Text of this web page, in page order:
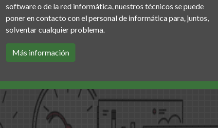
software o de la red informática, nuestros técnicos se puede
poner en contacto con el personal de informática para, juntos,
solventar cualquier problema.
Más información